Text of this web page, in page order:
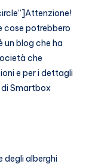
cose potrebbero
un blog che ha
che
e per i dettagli
Smartbox
degli alberghi